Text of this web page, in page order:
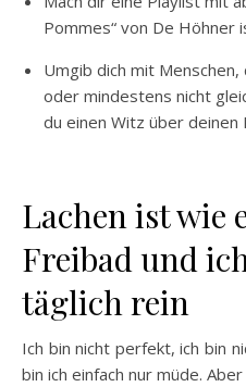
Pommes“ von De Höhner
Umgib dich mit
oder mindestens nicht
du einen Witz über deinen
Lachen ist wie
Freibad und
täglich rein
Ich bin nicht perfekt, ich bin
bin ich einfach nur müde.